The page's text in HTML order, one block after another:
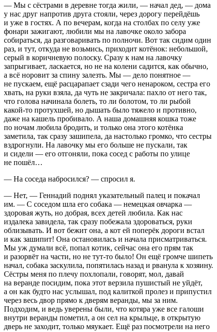
— Мы с сёстрами в деревне тогда жили, — начал дед, — дома
у нас друг напротив друга стояли, через дорогу перейдёшь
и уже в гостях. А по вечерам, когда на столбах по селу уже
фонари зажигают, любили мы на лавочке около забора
собираться, да разговаривать по полночи. Вот так сидим один
раз, и тут, откуда не возьмись, приходит котёнок: небольшой,
серый в коричневую полоску. Сразу к нам на лавочку
запрыгивает, ласкается, но не на колени садится, как обычно,
а всё норовит за спину залезть. Мы — дело понятное —
не пускаем, ещё расцарапает сзади чего ненароком, сестра его
хвать, на руки взяла, да чуть не закричала: пахло от него так,
что голова начинала болеть, то ли болотом, то ли рыбой
какой-то протухшей, но дышать было тяжело и противно,
даже на кашель пробивало. А наша домашняя кошка тоже
по ночам любила бродить, и только она этого котёнка
заметила, так сразу зашипела, да настолько громко, что сестры
вздрогнули. На лавочку мы его больше не пускали, так
и сидели — его отгоняли, пока сосед с работы по улице
не пошёл…
— На соседа набросился? — спросил я.
— Нет, — Геннадий поднял указательный палец и покачал
им. — С соседом шла его собака — немецкая овчарка —
здоровая жуть, но добрая, всех детей любила. Как нас
издалека завидела, так сразу побежала здороваться, руки
облизывать. И вот бежит она, а кот ей поперёк дороги встал
и как зашипит! Она остановилась и начала присматриваться.
Мы уж думали всё, попал котик, сейчас она его прям так
и разорвёт на части, но не тут-то было! Он ещё громче шипеть
начал, собака заскулила, попятилась назад и рванула к хозяину.
Сёстры меня по плечу похлопали, говорят, мол, давай
на веранде посидим, пока этот верзила пушистый не уйдёт,
а он как будто нас услышал, под калиткой пролез и припустил
через весь двор прямо к дверям веранды, мы за ним.
Подходим, и ведь уверены были, что котяра уже все галоши
внутри веранды пометил, а он сел на крыльце, в открытую
дверь не заходит, только мяукает. Ещё раз посмотрели на него